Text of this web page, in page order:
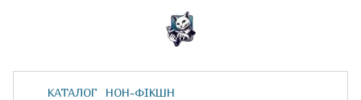
КАТАЛОГ НОН-ФІКШН